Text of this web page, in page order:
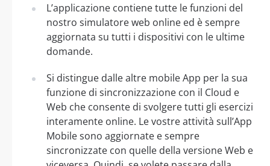
L’applicazione contiene tutte le funzioni del
nostro simulatore web online ed è sempre
aggiornata su tutti i dispositivi con le ultime
domande.
Si distingue dalle altre mobile App per la sua
funzione di sincronizzazione con il Cloud e
Web che consente di svolgere tutti gli esercizi
interamente online. Le vostre attività sull’App
Mobile sono aggiornate e sempre
sincronizzate con quelle della versione Web e